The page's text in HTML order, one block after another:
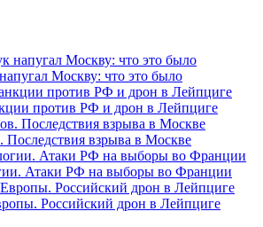
Москву: что это было
против РФ и дрон в Лейпциге
Последствия взрыва в Москве
Атаки РФ на выборы во Франции
Российский дрон в Лейпциге